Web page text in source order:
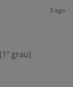
3 ago
grau)